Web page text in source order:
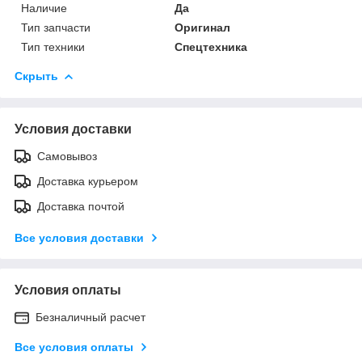
Наличие
Да
Тип запчасти
Оригинал
Тип техники
Спецтехника
Скрыть
Условия доставки
Самовывоз
Доставка курьером
Доставка почтой
Все условия доставки
Условия оплаты
Безналичный расчет
Все условия оплаты